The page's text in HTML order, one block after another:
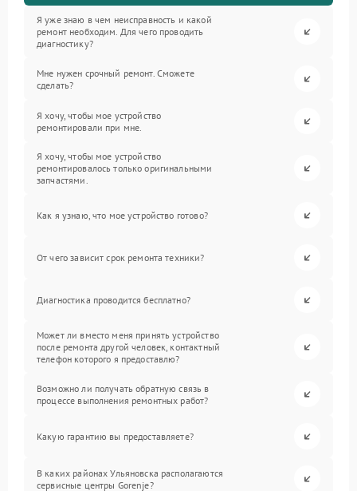
Я уже знаю в чем неисправность и какой
ремонт необходим. Для чего проводить
диагностику?
Мне нужен срочный ремонт. Сможете
сделать?
Я хочу, чтобы мое устройство
ремонтировали при мне.
Я хочу, чтобы мое устройство
ремонтировалось только оригинальными
запчастями.
Как я узнаю, что мое устройство готово?
От чего зависит срок ремонта техники?
Диагностика проводится бесплатно?
Может ли вместо меня принять устройство
после ремонта другой человек, контактный
телефон которого я предоставлю?
Возможно ли получать обратную связь в
процессе выполнения ремонтных работ?
Какую гарантию вы предоставляете?
В каких районах Ульяновска располагаются
сервисные центры Gorenje?